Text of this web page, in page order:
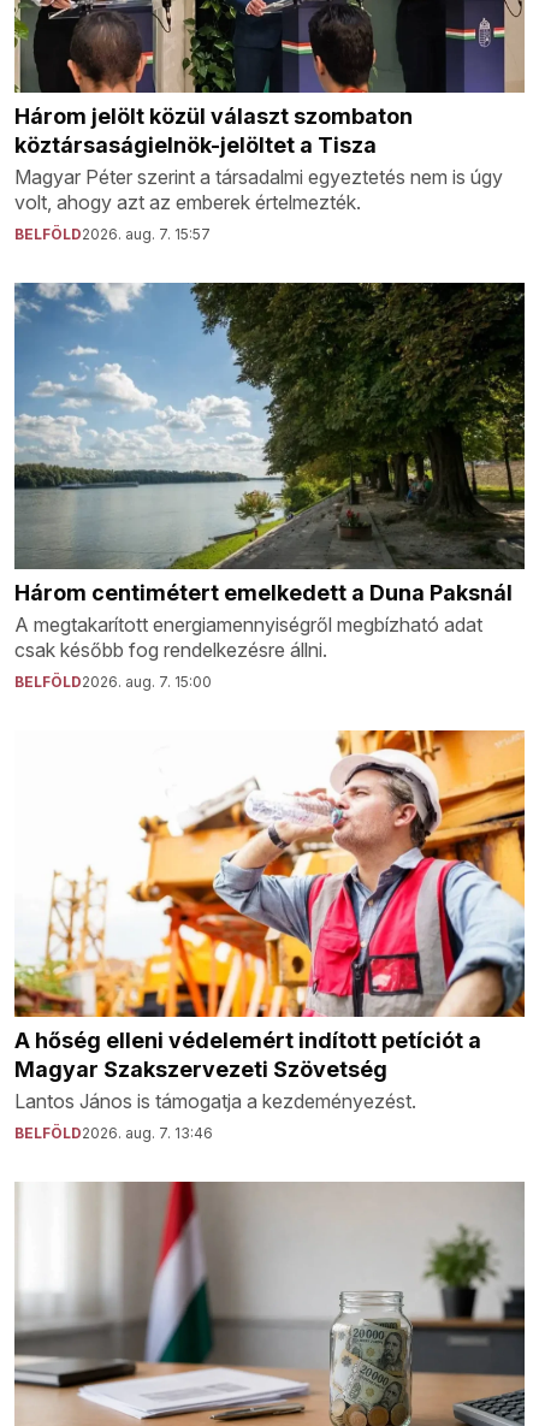
Három jelölt közül választ szombaton
köztársaságielnök-jelöltet a Tisza
Magyar Péter szerint a társadalmi egyeztetés nem is úgy
volt, ahogy azt az emberek értelmezték.
BELFÖLD2026. aug. 7. 15:57
Három centimétert emelkedett a Duna Paksnál
A megtakarított energiamennyiségről megbízható adat
csak később fog rendelkezésre állni.
BELFÖLD2026. aug. 7. 15:00
A hőség elleni védelemért indított petíciót a
Magyar Szakszervezeti Szövetség
Lantos János is támogatja a kezdeményezést.
BELFÖLD2026. aug. 7. 13:46